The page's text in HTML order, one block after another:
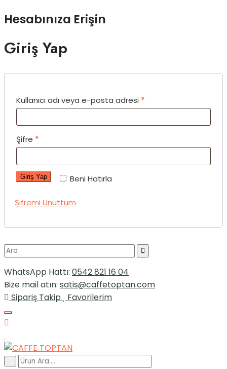
Hesabınıza Erişin
Giriş Yap
Kullanıcı adı veya e-posta adresi *
Şifre *
Beni Hatırla
Giriş Yap
Şifremi Unuttum
WhatsApp Hattı: 0542 821 16 04
Bize mail atın: satis@caffetoptan.com
Sipariş Takip
Favorilerim